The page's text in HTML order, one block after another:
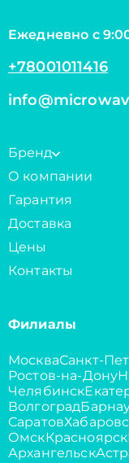
Ежедневно с
+78001011416
Бренд
О компании
Гарантия
Доставка
Цены
Контакты
Филиалы
МоскваСанкт-
Ростов-на-Дону
Челябинск
Волгоград
Саратов
ОмскКрасноярск
Архангельск